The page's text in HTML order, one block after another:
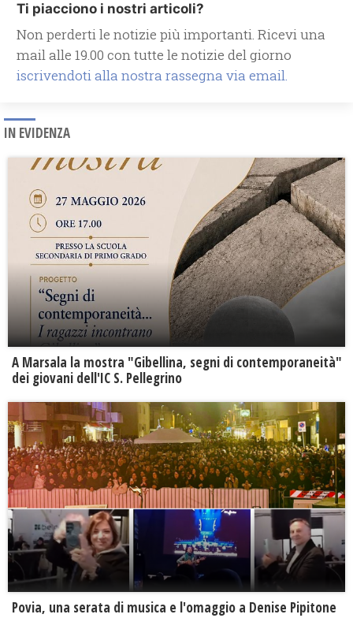
Ti piacciono i nostri articoli?
Non perderti le notizie più importanti. Ricevi una
mail alle 19.00 con tutte le notizie del giorno
iscrivendoti alla nostra rassegna via email.
IN EVIDENZA
A Marsala la mostra "Gibellina, segni di contemporaneità"
dei giovani dell'IC S. Pellegrino
Povia, una serata di musica e l'omaggio a Denise Pipitone